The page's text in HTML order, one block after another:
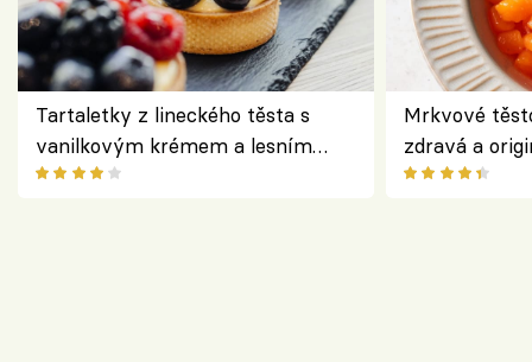
Tartaletky z lineckého těsta s
vanilkovým krémem a lesním
ovocem podle Bread Society
Mrkvové
zdravá a
klasiky